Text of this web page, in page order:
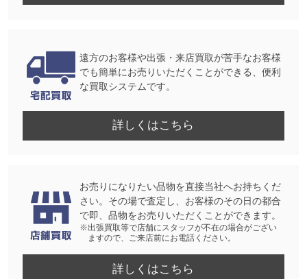
遠方のお客様や出張・来店買取が苦手なお客様
でも簡単にお売りいただくことができる、便利
な買取システムです。
詳しくはこちら
お売りになりたい品物を直接当社へお持ちくだ
さい。その場で査定し、お客様のその日の都合
で即、品物をお売りいただくことができます。
※出張買取等で店舗にスタッフが不在の場合がござい
ますので、ご来店前にお電話ください。
詳しくはこちら